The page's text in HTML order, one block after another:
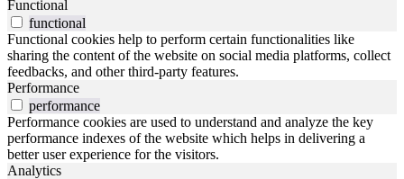
Functional
functional
Functional cookies help to perform certain functionalities like
sharing the content of the website on social media platforms, collect
feedbacks, and other third-party features.
Performance
performance
Performance cookies are used to understand and analyze the key
performance indexes of the website which helps in delivering a
better user experience for the visitors.
Analytics